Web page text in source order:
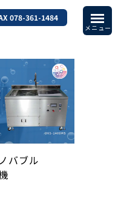
078-361-1484
バブル